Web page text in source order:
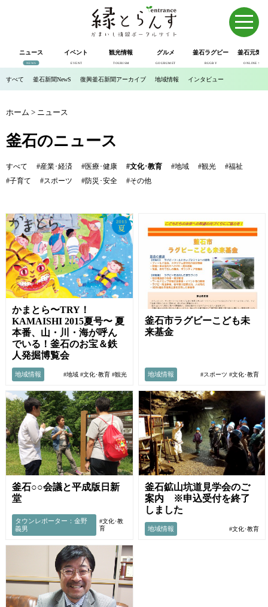
ニュース
NEWS
イベント
EVENT
観光情報
TOURISM
グルメ
GOURUMET
釜石ラグビー
RUGBY
釜石元気
ONLINE SHOP
すべて 釜石新聞NewS 復興釜石新聞アーカイブ 地域情報 インタビュー
ホーム > ニュース
釜石のニュース
すべて #産業･経済 #医療･健康 #文化･教育 #地域 #観光
#福祉
#子育て
#スポーツ #防災･安全 #その他
かまとら〜TRY！
KAMAISHI 2015夏号〜 夏
本番、山・川・海が呼ん
でいる！釜石のお宝＆鉄
人発掘博覧会
地域情報 #地域 #文化･教育 #観光
釜石市ラグビーこども未
来基金
地域情報 #スポーツ #文化･教育
釜石○○会議と平成版日新
堂
タウンレポーター：金野
義男
#文化･教
育
釜石鉱山坑道見学会のご
案内 ※申込受付を終了
しました
地域情報 #文化･教育